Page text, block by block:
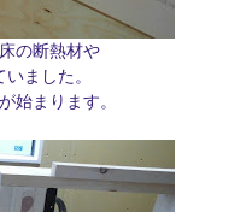
の断熱材や
ました。
始まります。